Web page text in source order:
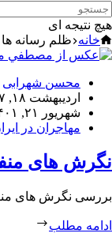
هیچ نتیجه ای
خانه ظلم رسانه ها
محسن شهرابی
اردیبهشت ۱۸, ۱۳۹۷
شهریور ۲۱, ۱۴۰۱
مهاجران در
نگرش های
بررسی نگرش های
ادامه مطلب